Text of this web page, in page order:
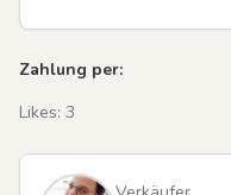
Zahlung per:
Likes: 3